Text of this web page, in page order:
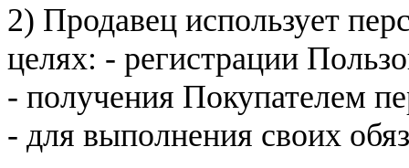
2) Продавец использует
целях: - регистрации
- получения Покупателем
- для выполнения своих